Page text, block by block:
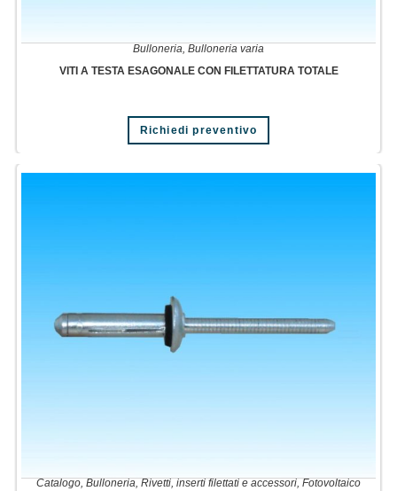
Bulloneria Bulloneria varia
VITI A TESTA ESAGONALE CON FILETTATURA TOTALE
Richiedi preventivo
Questo
ha
varianti.
Catalogo, Bulloneria, Rivetti, inserti filettati e accessori, Fotovoltaico